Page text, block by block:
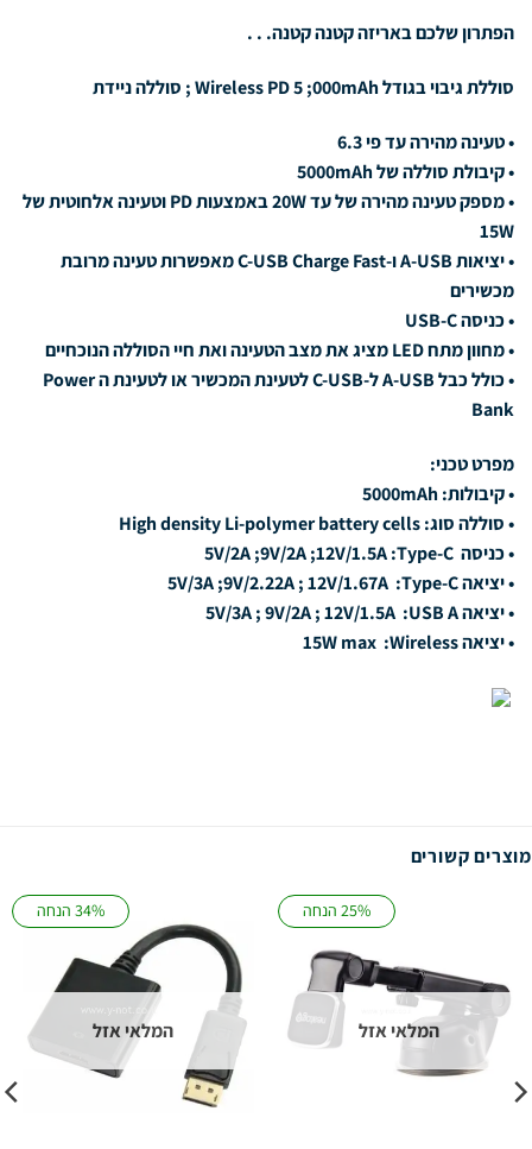
הפתרון שלכם באריזה קטנה קטנה. . .
סוללת גיבוי בגודל Wireless PD 5 ;000mAh ; סוללה ניידת
• טעינה מהירה עד פי 6.3
• קיבולת סוללה של 5000mAh
• מספק טעינה מהירה של עד 20W באמצעות PD וטעינה אלחוטית של
15W
• יציאות A-USB ו-C-USB Charge Fast מאפשרות טעינה מרובת
מכשירים
• כניסה USB-C
• מחוון מתח LED מציג את מצב הטעינה ואת חיי הסוללה הנוכחיים
• כולל כבל A-USB ל-C-USB לטעינת המכשיר או לטעינת ה Power
Bank
מפרט טכני:
• קיבולות: 5000mAh
• סוללה סוג: High density Li-polymer battery cells
• כניסה 5V/2A ;9V/2A ;12V/1.5A :Type-C
• יציאה 5V/3A ;9V/2.22A ; 12V/1.67A :Type-C
• יציאה 5V/3A ; 9V/2A ; 12V/1.5A :USB A
• יציאה 15W max :Wireless
מוצרים קשורים
25% הנחה
המלאי אזל
34% הנחה
המלאי אזל